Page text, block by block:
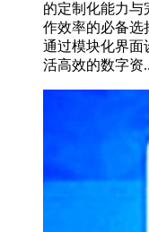
的定制化能力与
作效率的必备选
通过模块化界面
活高效的数字资